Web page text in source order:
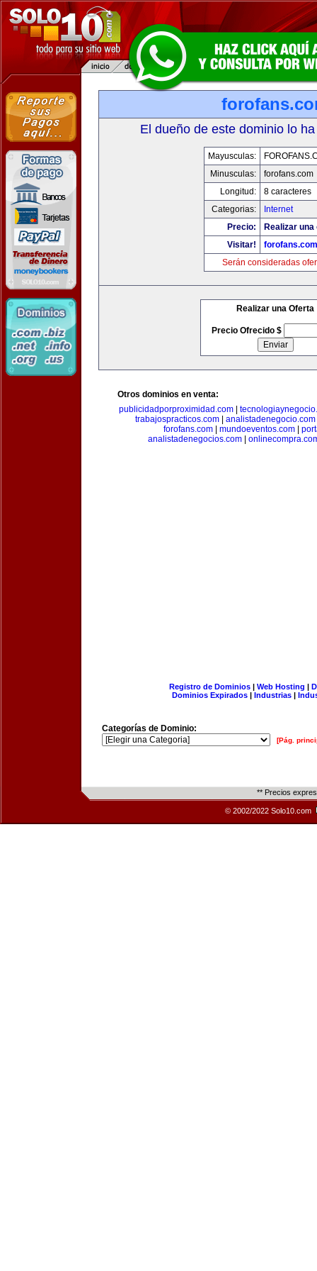
El dueño de este dominio lo
Mayusculas:
Minusculas:
forofans.com
Longitud:
8 caracteres
Categorias:
Internet
Precio:
Realizar
Visitar!
forofans.com
Serán consideradas
Realizar una Oferta
Precio Ofrecido $
Otros dominios en venta:
publicidadporproximidad.com|
trabajospracticos.com| analistadenegocio.com
forofans.com
mundoeventos.com
analistadenegocios.com
Registro de Dominios| Web Hosting |
Dominios Expirados | Industrias |
Categorías de Dominio:
[Pág.
** Precios
© 2002/2022 Solo10.com